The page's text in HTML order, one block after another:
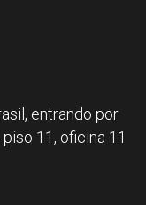
entrando por
piso 11, oficina 11